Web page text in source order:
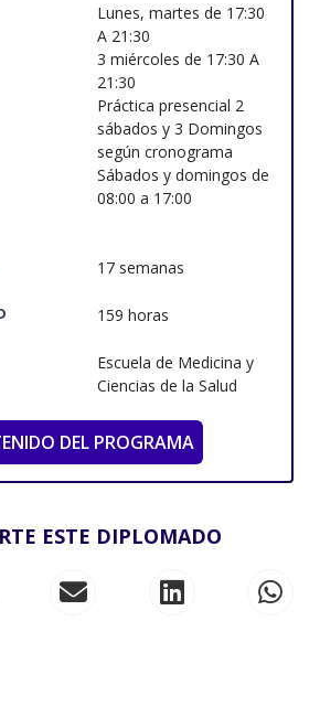
Lunes, martes de 17:30
A 21:30
3 miércoles de 17:30 A
21:30
Práctica presencial 2
sábados y 3 Domingos
según cronograma
Sábados y domingos de
08:00 a 17:00
17 semanas
159 horas
Escuela de Medicina y
Ciencias de la Salud
DEL PROGRAMA
ESTE DIPLOMADO